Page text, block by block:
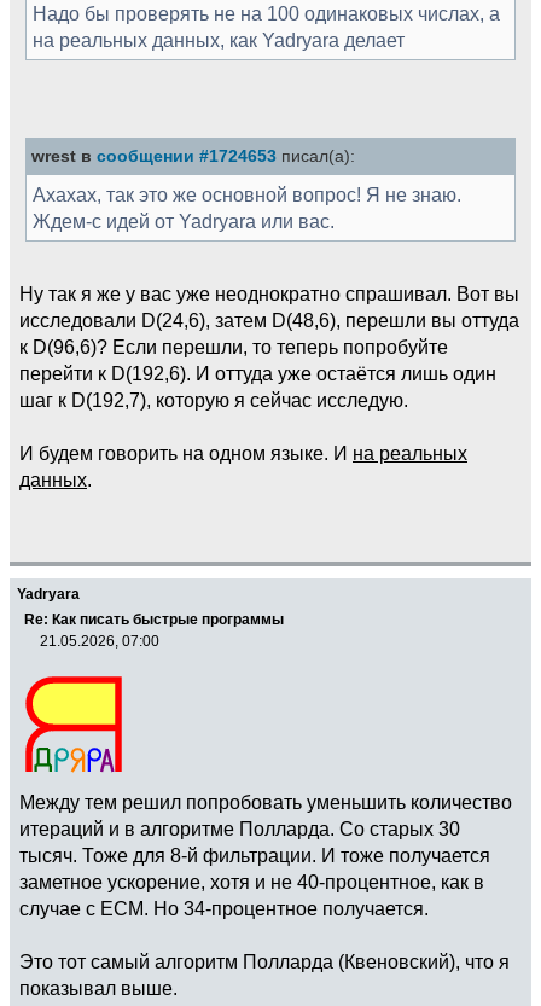
Надо бы проверять не на 100 одинаковых числах, а
на реальных данных, как Yadryara делает
wrest в сообщении #1724653 писал(а):
Ахахах, так это же основной вопрос! Я не знаю.
Ждем-с идей от Yadryara или вас.
Ну так я же у вас уже неоднократно спрашивал. Вот вы
исследовали D(24,6), затем D(48,6), перешли вы оттуда
к D(96,6)? Если перешли, то теперь попробуйте
перейти к D(192,6). И оттуда уже остаётся лишь один
шаг к D(192,7), которую я сейчас исследую.
И будем говорить на одном языке. И на реальных
данных.
Yadryara
Re: Как писать быстрые программы
21.05.2026, 07:00
Между тем решил попробовать уменьшить количество
итераций и в алгоритме Полларда. Со старых 30
тысяч. Тоже для 8-й фильтрации. И тоже получается
заметное ускорение, хотя и не 40-процентное, как в
случае с ECM. Но 34-процентное получается.
Это тот самый алгоритм Полларда (Квеновский), что я
показывал выше.